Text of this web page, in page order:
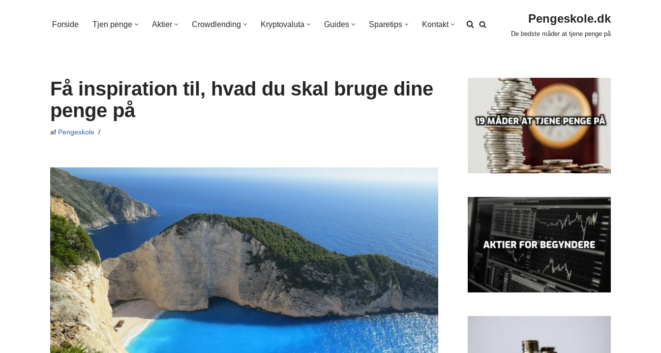
Forside Tjen penge Aktier Crowdlending Kryptovaluta Guides Sparetips Kontakt Pengeskole.dk
De bedste måder at tjene penge på
Få inspiration til, hvad du skal bruge dine
penge på
af Pengeskole